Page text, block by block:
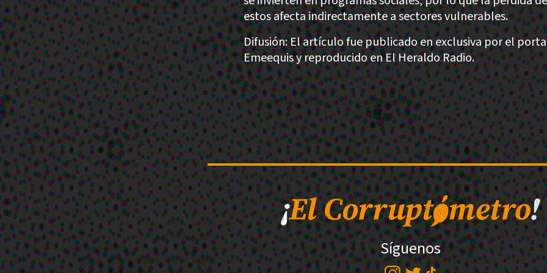
estos afecta indirectamente a sectores vulnerables.
Difusión: El artículo fue publicado en exclusiva por el porta
Emeequis y reproducido en El Heraldo Radio.
Síguenos